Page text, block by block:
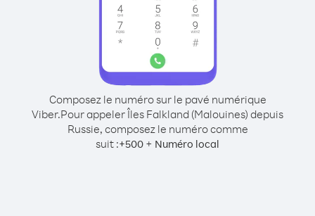
Composez le numéro sur le pavé numérique
Viber.Pour appeler Îles Falkland (Malouines) depuis
Russie, composez le numéro comme
suit :+500 + Numéro local